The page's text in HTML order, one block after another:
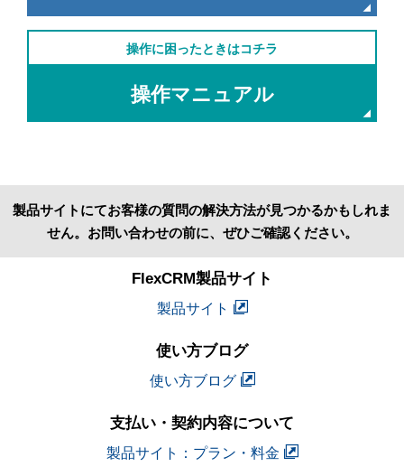
操作に困ったときはコチラ
操作マニュアル
製品サイトにてお客様の質問の解決方法が見つかるかもしれま
せん。お問い合わせの前に、ぜひご確認ください。
FlexCRM製品サイト
製品サイト
使い方ブログ
使い方ブログ
支払い・契約内容について
製品サイト：プラン・料金